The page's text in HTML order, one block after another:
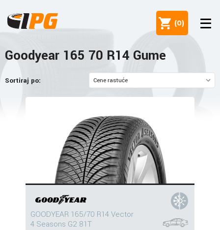
(0)
Goodyear 165 70 R14 Gume
Sortiraj po:
GOODYEAR 165/70 R14 Vector
4 Seasons G2 81T